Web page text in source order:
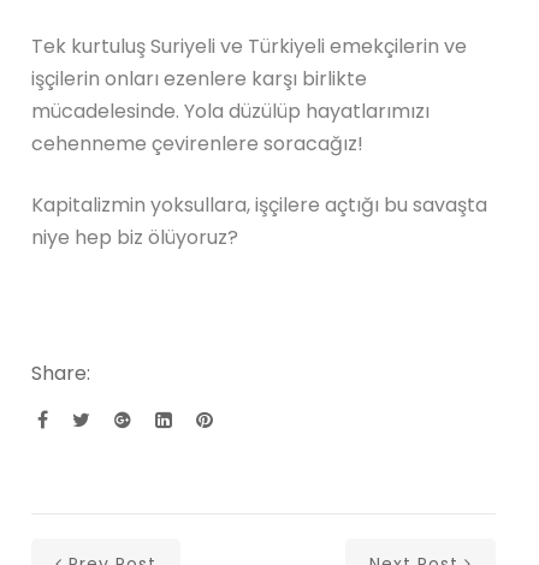
Tek kurtuluş Suriyeli ve Türkiyeli emekçilerin ve
işçilerin onları ezenlere karşı birlikte
mücadelesinde. Yola düzülüp hayatlarımızı
cehenneme çevirenlere soracağız!
Kapitalizmin yoksullara, işçilere açtığı bu savaşta
niye hep biz ölüyoruz?
Share: